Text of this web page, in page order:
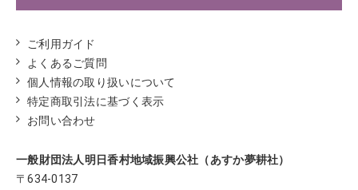
ご利用ガイド
よくあるご質問
個人情報の取り扱いについて
特定商取引法に基づく表示
お問い合わせ
一般財団法人明日香村地域振興公社（あすか夢耕社）
〒634-0137